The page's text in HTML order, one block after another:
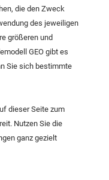
die den Zweck
des jeweiligen
größeren und
GEO gibt es
Sie sich bestimmte
dieser Seite zum
Nutzen Sie die
ganz gezielt